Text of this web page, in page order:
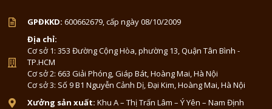
GPĐKKD: 600662679, cấp ngày 08/10/2009
Địa chỉ:
Cơ sở 1: 353 Đường Cộng Hòa, phường 13, Quận Tân Bình -
TP.HCM
Cơ sở 2: 663 Giải Phóng, Giáp Bát, Hoàng Mai, Hà Nội
Cơ sở 3: Số 9 B1 Nguyễn Cảnh Dị, Đại Kim, Hoàng Mai, Hà Nội
Xưởng sản xuất: Khu A – Thị Trấn Lâm – Ý Yên – Nam Định